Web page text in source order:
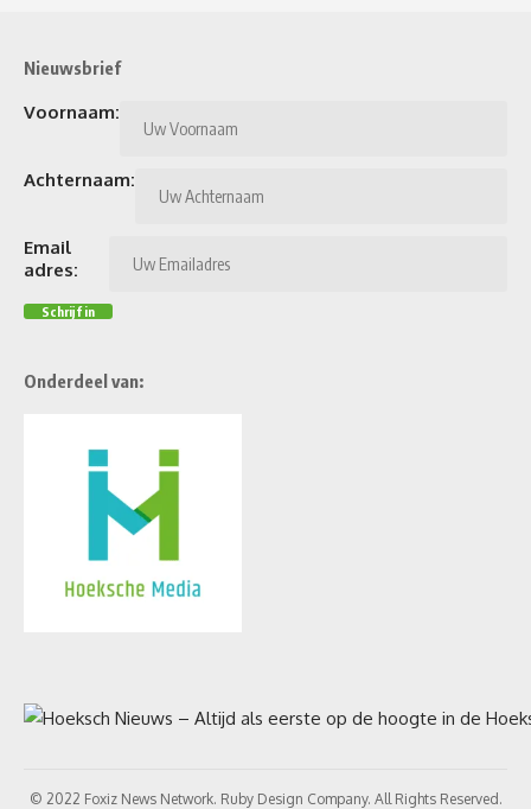
Nieuwsbrief
Voornaam:
Achternaam:
Email
adres:
Onderdeel van:
© 2022 Foxiz News Network. Ruby Design Company. All Rights Reserved.